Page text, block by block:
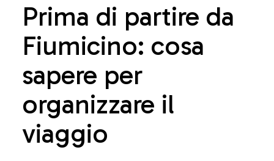
Prima di partire da
Fiumicino: cosa
sapere per
organizzare il
viaggio